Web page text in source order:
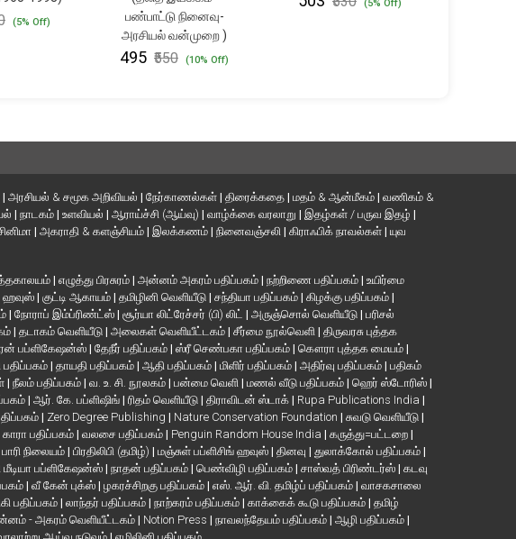
(5% Off)
பண்பாட்டு நினைவு-
அரசியல் வன்முறை )
₹495 ₹550 (10% Off)
(5% Off)
| அரசியல் & சமூக அறிவியல் | நேர்காணல்கள் | திரைக்கதை | மதம் & ஆன்மீகம் | வணிகம் &
| நாடகம் | உளவியல் | ஆராய்ச்சி (ஆய்வு) | வாழ்க்கை வரலாறு | இதழ்கள் / பருவ இதழ் |
| அகராதி & களஞ்சியம் | இலக்கணம் | நினைவஞ்சலி | கிராஃபிக் நாவல்கள் | யுவ
| எழுத்து பிரசுரம் | அன்னம் அகரம் பதிப்பகம் | நற்றிணை பதிப்பகம் | உயிர்மை
ஹவுஸ் | குட்டி ஆகாயம் | தமிழினி வெளியீடு | சந்தியா பதிப்பகம் | கிழக்கு பதிப்பகம் |
| நோராப் இம்ப்ரிண்ட்ஸ் | சூர்யா லிட்ரேச்சர் (பி) லிட் | அருஞ்சொல் வெளியீடு | பரிசல்
| தடாகம் வெளியீடு | அலைகள் வெளியீட்டகம் | சீர்மை நூல்வெளி | திருவரசு புத்தக
பப்ளிகேஷன்ஸ் | தேநீர் பதிப்பகம் | ஸ்ரீ செண்பகா பதிப்பகம் | கௌரா புத்தக மையம் |
| தாயதி பதிப்பகம் | ஆதி பதிப்பகம் | மிளிர் பதிப்பகம் | அதிர்வு பதிப்பகம் | பதிகம்
| நீலம் பதிப்பகம் | வ. உ. சி. நூலகம் | பன்மை வெளி | மணல் வீடு பதிப்பகம் | ஹெர் ஸ்டோரிஸ் |
| ஆர். கே. பப்ளிஷிங் | ரிதம் வெளியீடு | திராவிடன் ஸ்டாக் | Rupa Publications India |
| Zero Degree Publishing | Nature Conservation Foundation | சுவடு வெளியீடு |
காரா பதிப்பகம் | வலசை பதிப்பகம் | Penguin Random House India | கருத்து=பட்டறை |
பாரி நிலையம் | பிரதிலிபி (தமிழ்) | மஞ்சுள் பப்ளிசிங் ஹவுஸ் | தினவு | துலாக்கோல் பதிப்பகம் |
மீடியா பப்ளிகேஷன்ஸ்| நாதன் பதிப்பகம் | பெண்விழி பதிப்பகம் | சாஸ்வத் பிரிண்டர்ஸ் | கடவு
| வீ கேன் புக்ஸ் | ழகரச்சிறகு பதிப்பகம் | எஸ். ஆர். வி. தமிழ்ப் பதிப்பகம் | வாசகசாலை
பதிப்பகம்| லாந்தர் பதிப்பகம் | நாற்கரம் பதிப்பகம் | காக்கைக் கூடு பதிப்பகம் | தமிழ்
- அகரம் வெளியீட்டகம்| Notion Press | நாவலந்தேயம் பதிப்பகம் | ஆழி பதிப்பகம் |